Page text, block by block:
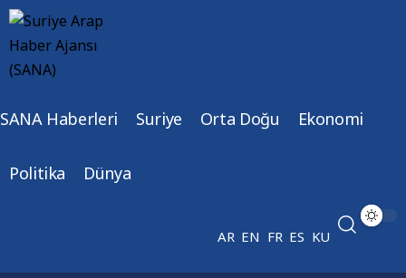
SANA Haberleri Suriye Orta Doğu Ekonomi
Politika Dünya
AR EN FR ES KU